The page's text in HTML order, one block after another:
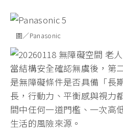
圖／Panasonic
當結構安全確認無虞後，第
是無障礙條件是否具備「長
長，行動力、平衡感與視力
間中任何一道門檻、一次高
生活的風險來源。